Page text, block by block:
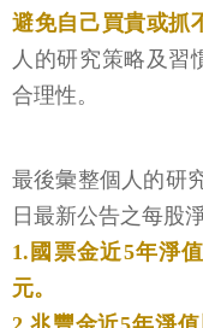
避免自己買貴或抓
人的研究策略及習
合理性。
最後彙整個人的研
日最新公告之每股
1.國票金近5年淨
元。